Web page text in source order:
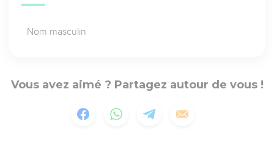
Nom masculin
Vous avez aimé ? Partagez autour de vous !